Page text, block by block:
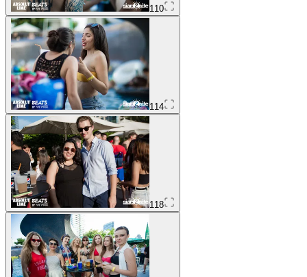
110
114
118